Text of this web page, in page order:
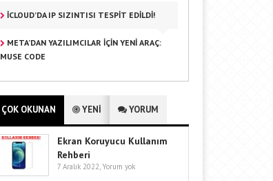
ICLOUD’DA IP SIZINTISI TESPIT EDILDI!
META’DAN YAZILIMCILAR IÇIN YENI ARAÇ:
MUSE CODE
ÇOK OKUNAN YENİ YORUM
Ekran Koruyucu Kullanım
Rehberi
7 Aralık 2022, Yorum yok